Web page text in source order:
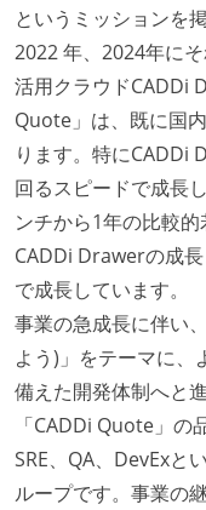
というミッションを
2022 年、2024年に
活用クラウドCADDi
Quote」は、既に国
ります。特にCADDi
回るスピードで成長
ンチから1年の比較
CADDi Drawerの成
で成長しています。
事業の急成長に伴い
よう)」をテーマに、
備えた開発体制へと
「CADDi Quote」の
SRE、QA、DevExと
ループです。事業の